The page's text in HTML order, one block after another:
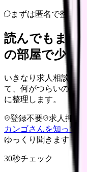
まずは匿名で整理
読んでもまだ
の部屋で少し
いきなり求人相談に
て、何がつらいのか
に整理します。
登録不要 求人押し
カンゴさんを知ってか
ゆっくり聞きます
30秒チェック